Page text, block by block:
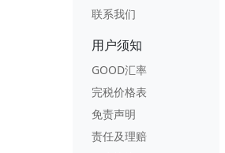
联系我们
用户须知
GOOD汇率
完税价格表
免责声明
责任及理赔